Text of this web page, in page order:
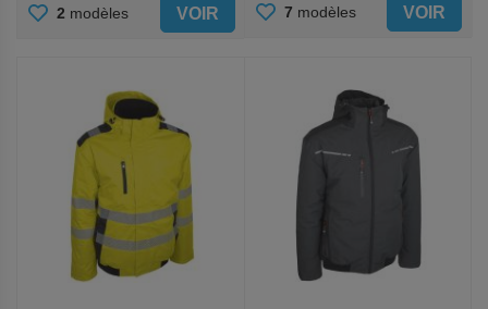
AJOUTER
FAVORIS
2 modèles VOIR AJOUTER
FAVORIS
7 modèles VOIR